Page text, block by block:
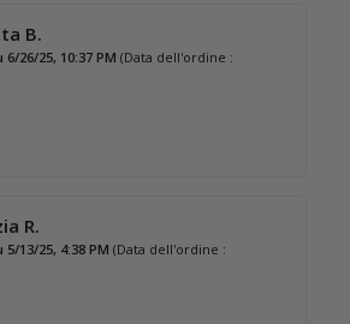
B.
26/25, 10:37 PM (Data dell'ordine :
R.
13/25, 4:38 PM (Data dell'ordine :